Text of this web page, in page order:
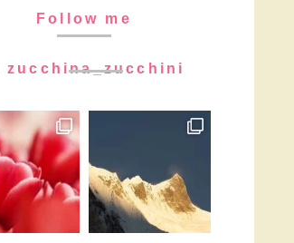
Follow me
zucchina_zucchini